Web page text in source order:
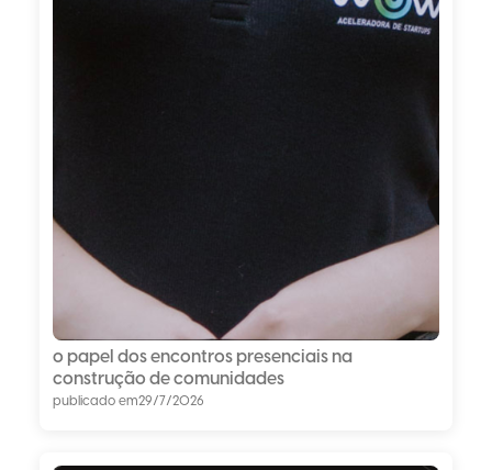
o papel dos encontros presenciais na
construção de comunidades
publicado em29/7/2026